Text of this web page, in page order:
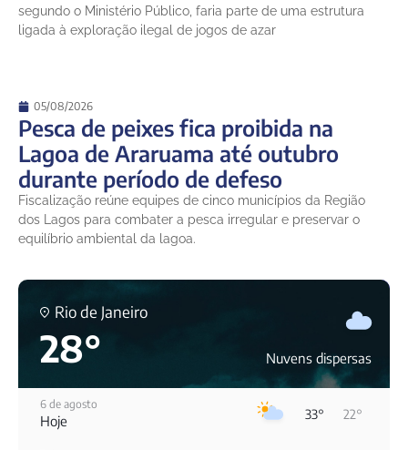
segundo o Ministério Público, faria parte de uma estrutura
ligada à exploração ilegal de jogos de azar
05/08/2026
Pesca de peixes fica proibida na
Lagoa de Araruama até outubro
durante período de defeso
Fiscalização reúne equipes de cinco municípios da Região
dos Lagos para combater a pesca irregular e preservar o
equilíbrio ambiental da lagoa.
Rio de Janeiro
28° Nuvens dispersas
6 de agosto
Hoje 33° 22°